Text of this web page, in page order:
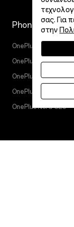
Phones
OnePlus 15
OnePlus 15R
OnePlus 13
OnePlus Nord 5
OnePlus Nord CE5
σας. Για
στην